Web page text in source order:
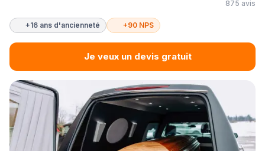
875 avis
+16 ans d'ancienneté +90 NPS
Je veux un devis gratuit